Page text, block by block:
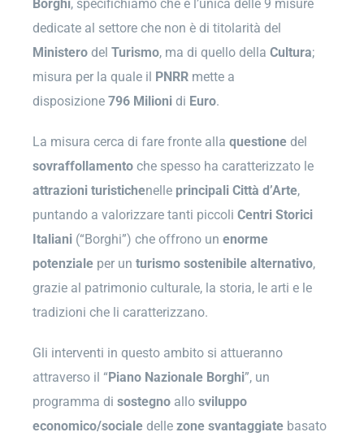
Borghi, specifichiamo che è l’unica delle 9 misure
dedicate al settore che non è di titolarità del
Ministerodel Turismo, ma di quello della Cultura;
misura per la quale il PNRR mette a
disposizione796 Milioni di Euro.
La misura cerca di fare fronte alla questionedel
sovraffollamentoche spesso ha caratterizzato le
attrazioni turistichenelle principali Città d’Arte,
puntando a valorizzare tanti piccoli Centri Storici
Italiani(“Borghi”) che offrono un enorme
potenzialeper un turismo sostenibile alternativo,
grazie al patrimonio culturale, la storia, le arti e le
tradizioni che li caratterizzano.
Gli interventi in questo ambito si attueranno
attraverso il “Piano Nazionale Borghi”, un
programma di sostegnoallo sviluppo
economico/socialedelle zone svantaggiatebasato